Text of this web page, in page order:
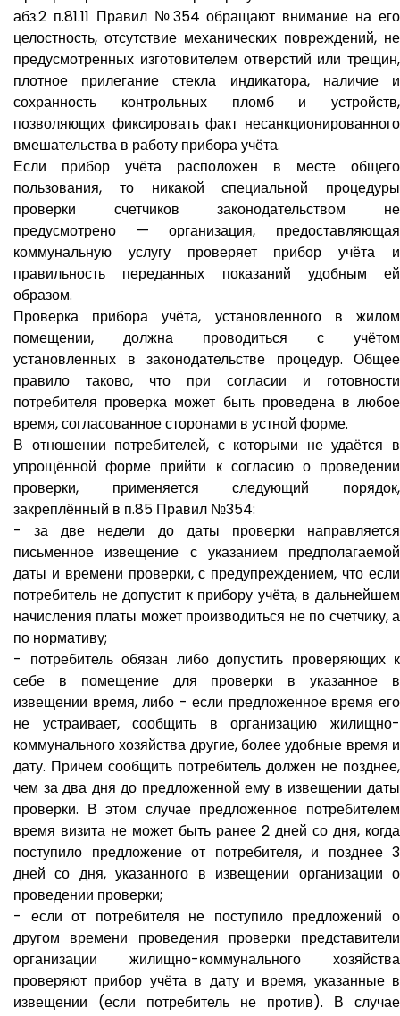
абз.2 п.81.11 Правил №354 обращают внимание на его
целостность, отсутствие механических повреждений, не
предусмотренных изготовителем отверстий или трещин,
плотное прилегание стекла индикатора, наличие и
сохранность контрольных пломб и устройств,
позволяющих фиксировать факт несанкционированного
вмешательства в работу прибора учёта.
Если прибор учёта расположен в месте общего
пользования, то никакой специальной процедуры
проверки счетчиков законодательством не
предусмотрено — организация, предоставляющая
коммунальную услугу проверяет прибор учёта и
правильность переданных показаний удобным ей
образом.
Проверка прибора учёта, установленного в жилом
помещении, должна проводиться с учётом
установленных в законодательстве процедур. Общее
правило таково, что при согласии и готовности
потребителя проверка может быть проведена в любое
время, согласованное сторонами в устной форме.
В отношении потребителей, с которыми не удаётся в
упрощённой форме прийти к согласию о проведении
проверки, применяется следующий порядок,
закреплённый в п.85 Правил №354:
- за две недели до даты проверки направляется
письменное извещение с указанием предполагаемой
даты и времени проверки, с предупреждением, что если
потребитель не допустит к прибору учёта, в дальнейшем
начисления платы может производиться не по счетчику, а
по нормативу;
- потребитель обязан либо допустить проверяющих к
себе в помещение для проверки в указанное в
извещении время, либо - если предложенное время его
не устраивает, сообщить в организацию жилищно-
коммунального хозяйства другие, более удобные время и
дату. Причем сообщить потребитель должен не позднее,
чем за два дня до предложенной ему в извещении даты
проверки. В этом случае предложенное потребителем
время визита не может быть ранее 2 дней со дня, когда
поступило предложение от потребителя, и позднее 3
дней со дня, указанного в извещении организации о
проведении проверки;
- если от потребителя не поступило предложений о
другом времени проведения проверки представители
организации жилищно-коммунального хозяйства
проверяют прибор учёта в дату и время, указанные в
извещении (если потребитель не против). В случае